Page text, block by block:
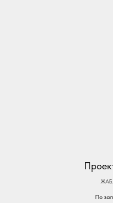
По